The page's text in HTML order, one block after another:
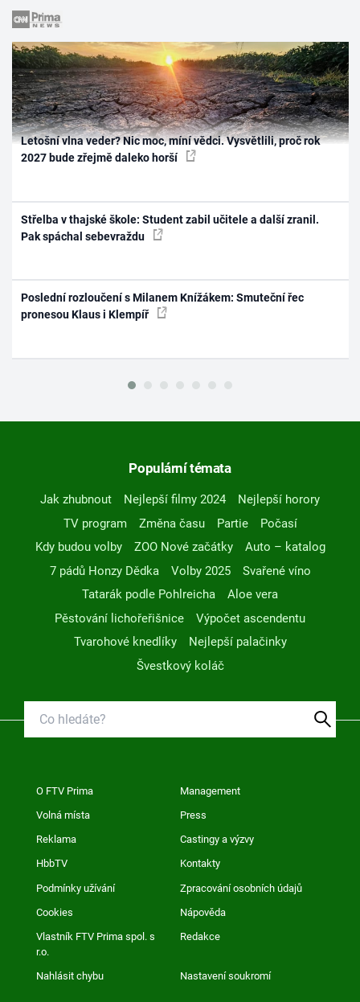
Letošní vlna veder? Nic moc, míní vědci. Vysvětlili, proč rok
2027 bude zřejmě daleko horší
Střelba v thajské škole: Student zabil učitele a další zranil.
Pak spáchal sebevraždu
Poslední rozloučení s Milanem Knížákem: Smuteční řec
pronesou Klaus i Klempíř
Populární témata
Jak zhubnout Nejlepší filmy 2024
Nejlepší horory
TV program
Změna času Partie
Počasí
Kdy budou volby
ZOO Nové začátky
Auto – katalog
7 pádů Honzy Dědka
Volby 2025
Svařené víno
Tatarák podle Pohlreicha
Aloe vera
Pěstování lichořeřišnice
Výpočet ascendentu
Tvarohové knedlíky
Nejlepší palačinky
Švestkový koláč
O FTV Prima Management
Volná místa Press
Reklama Castingy a výzvy
HbbTV Kontakty
Podmínky užívání Zpracování osobních údajů
Cookies Nápověda
Vlastník FTV Prima spol. s
r.o.
Redakce
Nahlásit chybu Nastavení soukromí